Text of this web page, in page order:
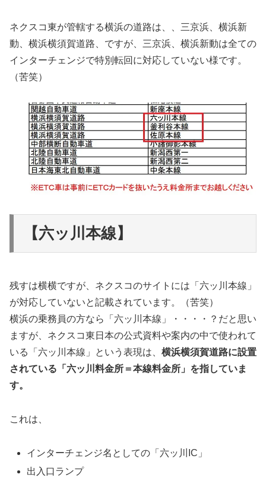
ネクスコ東が管轄する横浜の道路は、、三京浜、横浜新
動、横浜横須賀道路、ですが、三京浜、横浜新動は全ての
インターチェンジで特別転回に対応していない様です。
（苦笑）
【六ッ川本線】
残すは横横ですが、ネクスコのサイトには「六ッ川本線」
が対応していないと記載されています。（苦笑）
横浜の乗務員の方なら「六ッ川本線」・・・・？だと思い
ますが、ネクスコ東日本の公式資料や案内の中で使われて
いる「六ッ川本線」という表現は、 横浜横須賀道路に設置
されている「六ッ川料金所＝本線料金所」を指していま
す。
これは、
インターチェンジ名としての「六ッ川IC」
出入口ランプ